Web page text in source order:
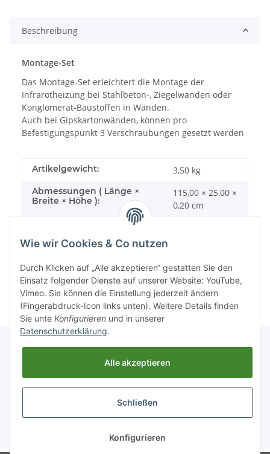
Beschreibung
Montage-Set
Das Montage-Set erleichtert die Montage der
Infrarotheizung bei Stahlbeton-, Ziegelwänden oder
Konglomerat-Baustoffen in Wänden.
Auch bei Gipskartonwänden, können pro
Befestigungspunkt 3 Verschraubungen gesetzt werden
Artikelgewicht: 3,50 kg
Abmessungen ( Länge ×
Breite × Höhe ):
115,00 × 25,00 ×
0,20 cm
Gesetzliche Informationen
* Alle Preise inkl. gesetzlicher USt., zzgl.Versand
Wie wir Cookies & Co nutzen
Durch Klicken auf „Alle akzeptieren“ gestatten Sie den
Einsatz folgender Dienste auf unserer Website: YouTube,
Vimeo. Sie können die Einstellung jederzeit ändern
(Fingerabdruck-Icon links unten). Weitere Details finden
Sie unte Konfigurieren und in unserer
Datenschutzerklärung.
Alle akzeptieren
Schließen
Konfigurieren